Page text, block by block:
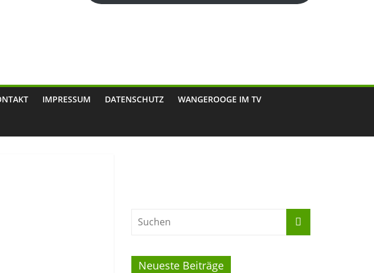
IMPRESSUM DATENSCHUTZ WANGEROOGE IM TV
Neueste Beiträge